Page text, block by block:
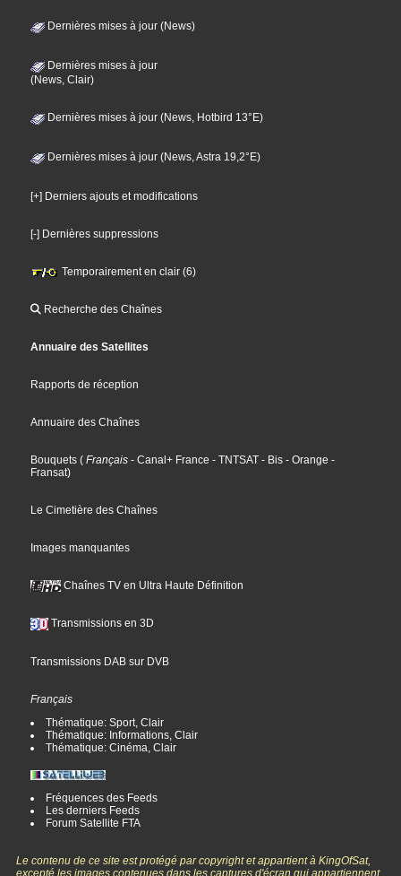
Dernières mises à jour (News)
Dernières mises à jour
(News, Clair)
Dernières mises à jour (News, Hotbird 13°E)
Dernières mises à jour (News, Astra 19,2°E)
[+] Derniers ajouts et modifications
[-] Dernières suppressions
Temporairement en clair (6)
Recherche des Chaînes
Annuaire des Satellites
Rapports de réception
Annuaire des Chaînes
Bouquets ( Français - Canal+ France - TNTSAT - Bis - Orange -
Fransat)
Le Cimetière des Chaînes
Images manquantes
Chaînes TV en Ultra Haute Définition
Transmissions en 3D
Transmissions DAB sur DVB
Français
Thématique: Sport, Clair
Thématique: Informations, Clair
Thématique: Cinéma, Clair
Fréquences des Feeds
Les derniers Feeds
Forum Satellite FTA
Le contenu de ce site est protégé par copyright et appartient à KingOfSat,
excepté les images contenues dans les captures d'écran qui appartiennent